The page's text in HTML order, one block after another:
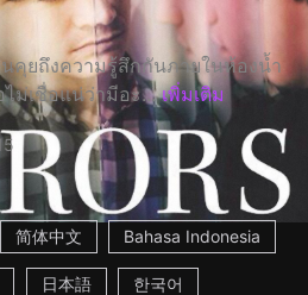
คุยถึงความรู้สึกกันภายในห้องน้ำ
ม่เชื่อแน่ว่ามีอะ... เพิ่มเติม
简体中文 Bahasa Indonesia
日本語 한국어